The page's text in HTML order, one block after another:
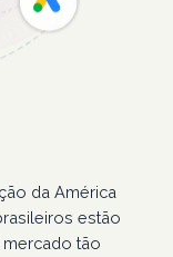
da América
estão
tão